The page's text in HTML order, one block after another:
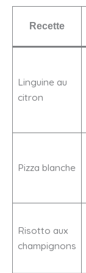
Recette
Linguine au
citron
Pizza blanche
Risotto aux
champignons